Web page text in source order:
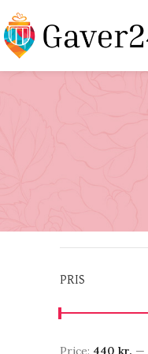
PRIS
Price: 440 kr. —